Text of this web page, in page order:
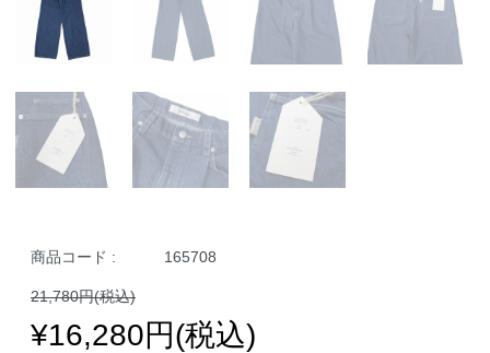
商品コード : 165708
21,780円(税込)
¥16,280円(税込)